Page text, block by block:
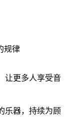
规律
让更多人享受音
乐器，持续为顾